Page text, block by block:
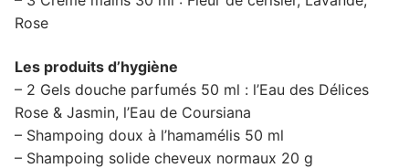
Rose
Les produits d’hygiène
– 2 Gels douche parfumés 50 ml : l’Eau des Délices
Rose & Jasmin, l’Eau de Coursiana
– Shampoing doux à l’hamamélis 50 ml
– Shampoing solide cheveux normaux 20 g